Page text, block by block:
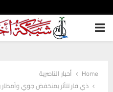
PRIMARY
Home
أخبار الناصرية
ذي قار تتأثر بمنخفض جوي وأمطار